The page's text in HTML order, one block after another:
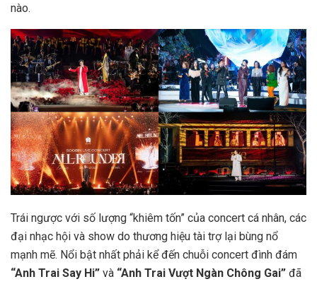
nào.
Trái ngược với số lượng “khiêm tốn” của concert cá nhân, các
đại nhạc hội và show do thương hiệu tài trợ lại bùng nổ
mạnh mẽ. Nổi bật nhất phải kể đến chuỗi concert đình đám
“Anh Trai Say Hi” và “Anh Trai Vượt Ngàn Chông Gai” đã